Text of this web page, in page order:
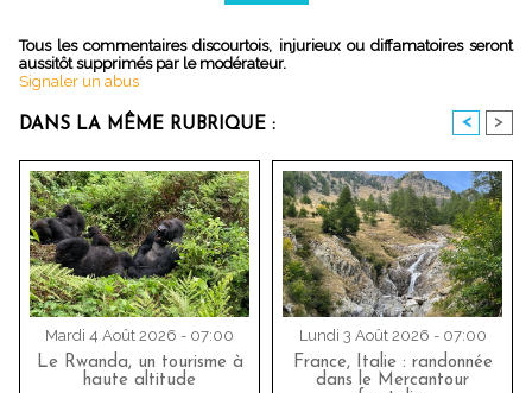
Tous les commentaires discourtois, injurieux ou diffamatoires seront
aussitôt supprimés par le modérateur.
Signaler un abus
DANS LA MÊME RUBRIQUE : < >
Mardi 4 Août 2026 - 07:00
Le Rwanda, un tourisme à
haute altitude
Lundi 3 Août 2026 - 07:00
France, Italie : randonnée
dans le Mercantour